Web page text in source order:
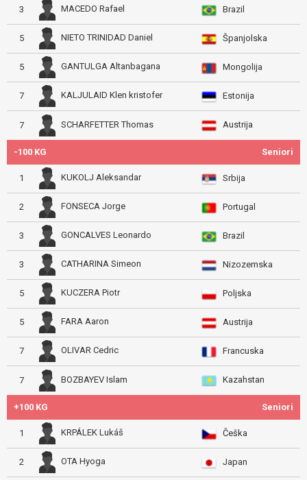
3 MACEDO Rafael Brazil
5 NIETO TRINIDAD Daniel Španjolska
5 GANTULGA Altanbagana Mongolija
7 KALJULAID Klen kristofer Estonija
7 SCHARFETTER Thomas Austrija
-100 KG Seniori
1 KUKOLJ Aleksandar Srbija
2 FONSECA Jorge Portugal
3 GONCALVES Leonardo Brazil
3 CATHARINA Simeon Nizozemska
5 KUCZERA Piotr Poljska
5 FARA Aaron Austrija
7 OLIVAR Cedric Francuska
7 BOZBAYEV Islam Kazahstan
+100 KG Seniori
1 KRPÁLEK Lukáš Češka
2 OTA Hyoga Japan